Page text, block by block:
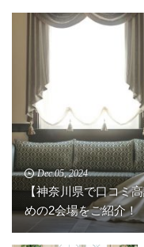
Dec.05, 2024
【神奈川県で口コミ
めの2会場をご紹介！